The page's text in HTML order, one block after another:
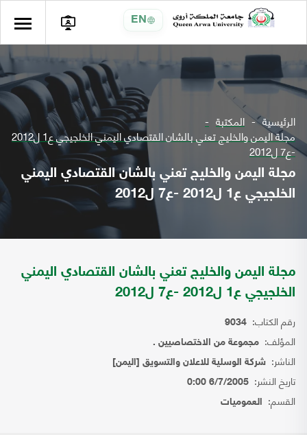
EN
الرئيسية المكتبة
مجلة اليمن والخليج تعني بالشان القتصادي اليمني الخلجيجي ع1 ل2012
-ع7 ل2012
مجلة اليمن والخليج تعني بالشان القتصادي اليمني
الخلجيجي ع1 ل2012 -ع7 ل2012
مجلة اليمن والخليج تعني بالشان القتصادي اليمني
الخلجيجي ع1 ل2012 -ع7 ل2012
رقم الكتاب: 9034
المؤلف: مجموعة من الاختصاصيين .
الناشر: شركة الوسلية للاعلان والتسويق [اليمن]
تاريخ النشر: 6/7/2005 0:00
القسم: العموميات